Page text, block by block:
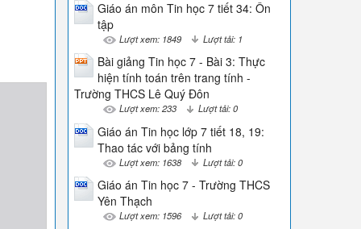
Giáo án môn Tin học 7 tiết 34: Ôn
tập
Lượt xem: 1849 Lượt tải: 1
Bài giảng Tin học 7 - Bài 3: Thực
hiện tính toán trên trang tính -
Trường THCS Lê Quý Đôn
Lượt xem: 233 Lượt tải: 0
Giáo án Tin học lớp 7 tiết 18, 19:
Thao tác với bảng tính
Lượt xem: 1638 Lượt tải: 0
Giáo án Tin học 7 - Trường THCS
Yên Thạch
Lượt xem: 1596 Lượt tải: 0